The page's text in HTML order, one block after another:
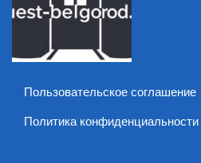
Пользовательское соглашение
Политика конфиденциальности